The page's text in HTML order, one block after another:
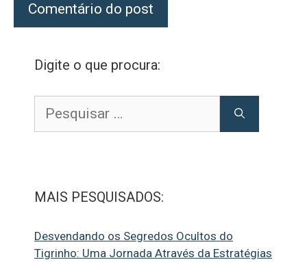
Digite o que procura:
por:
MAIS PESQUISADOS:
Desvendando os Segredos Ocultos do
Tigrinho: Uma Jornada Através da Estratégias